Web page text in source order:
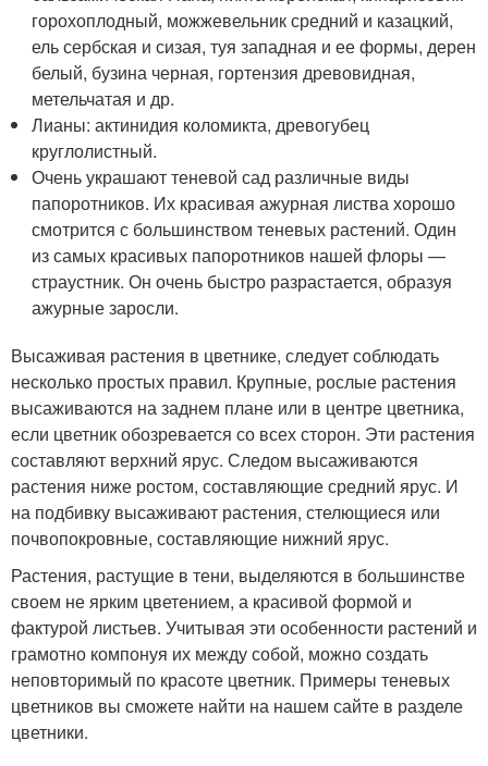
горохоплодный, можжевельник средний и казацкий,
ель сербская и сизая, туя западная и ее формы, дерен
белый, бузина черная, гортензия древовидная,
метельчатая и др.
Лианы: актинидия коломикта, древогубец
круглолистный.
Очень украшают теневой сад различные виды
папоротников. Их красивая ажурная листва хорошо
смотрится с большинством теневых растений. Один
из самых красивых папоротников нашей флоры —
страустник. Он очень быстро разрастается, образуя
ажурные заросли.
Высаживая растения в цветнике, следует соблюдать
несколько простых правил. Крупные, рослые растения
высаживаются на заднем плане или в центре цветника,
если цветник обозревается со всех сторон. Эти растения
составляют верхний ярус. Следом высаживаются
растения ниже ростом, составляющие средний ярус. И
на подбивку высаживают растения, стелющиеся или
почвопокровные, составляющие нижний ярус.
Растения, растущие в тени, выделяются в большинстве
своем не ярким цветением, а красивой формой и
фактурой листьев. Учитывая эти особенности растений и
грамотно компонуя их между собой, можно создать
неповторимый по красоте цветник. Примеры теневых
цветников вы сможете найти на нашем сайте в разделе
цветники.